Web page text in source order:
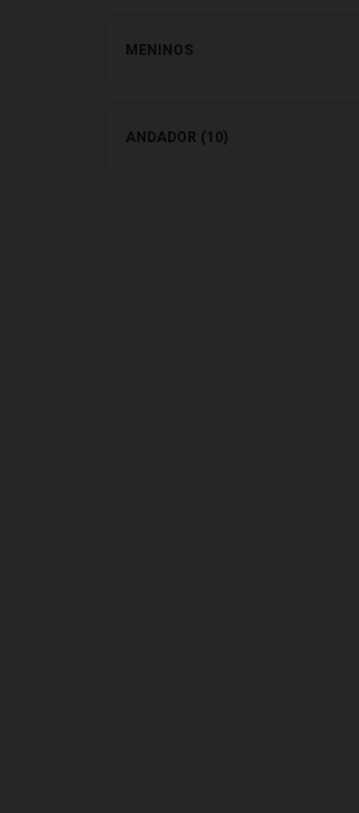
MENINOS
ANDADOR (10)